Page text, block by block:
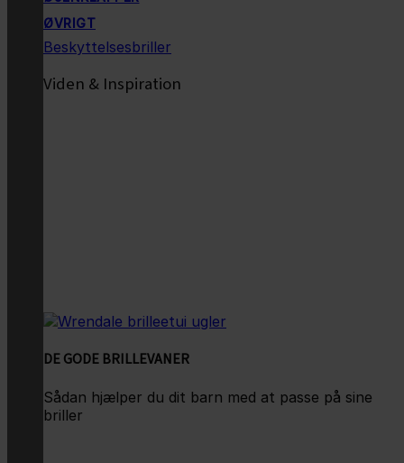
ØVRIGT
Beskyttelsesbriller
Viden & Inspiration
DE GODE BRILLEVANER
Sådan hjælper du dit barn med at passe på sine
briller